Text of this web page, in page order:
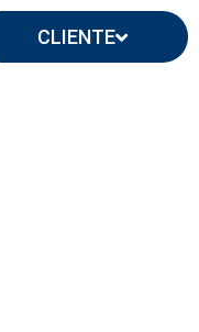
CLIENTE